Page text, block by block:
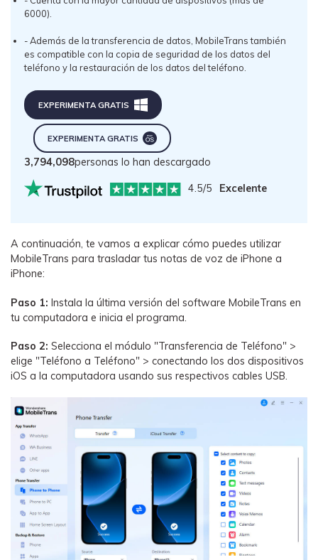
6000).
- Además de la transferencia de datos, MobileTrans también
es compatible con la copia de seguridad de los datos del
teléfono y la restauración de los datos del teléfono.
EXPERIMENTA GRATIS
EXPERIMENTA GRATIS
3,794,098personas lo han descargado
4.5/5 Excelente
A continuación, te vamos a explicar cómo puedes utilizar
MobileTrans para trasladar tus notas de voz de iPhone a
iPhone:
Paso 1: Instala la última versión del software MobileTrans en
tu computadora e inicia el programa.
Paso 2: Selecciona el módulo "Transferencia de Teléfono" >
elige "Teléfono a Teléfono" > conectando los dos dispositivos
iOS a la computadora usando sus respectivos cables USB.